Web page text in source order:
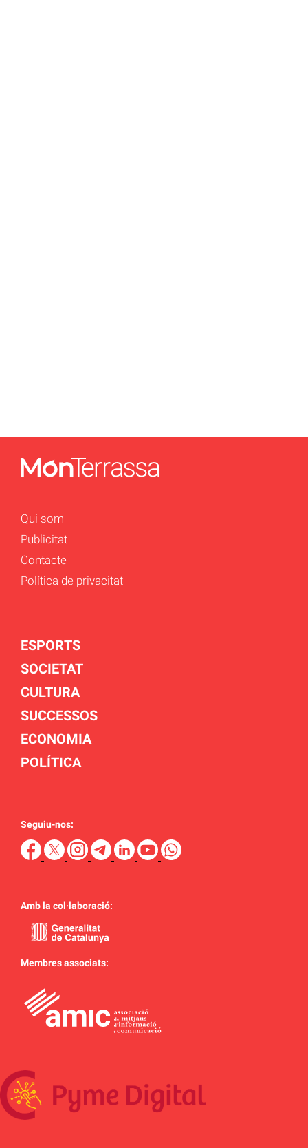
Qui som
Publicitat
Contacte
Política de privacitat
ESPORTS
SOCIETAT
CULTURA
SUCCESSOS
ECONOMIA
POLÍTICA
Seguiu-nos:
Amb la col·laboració:
Membres associats: